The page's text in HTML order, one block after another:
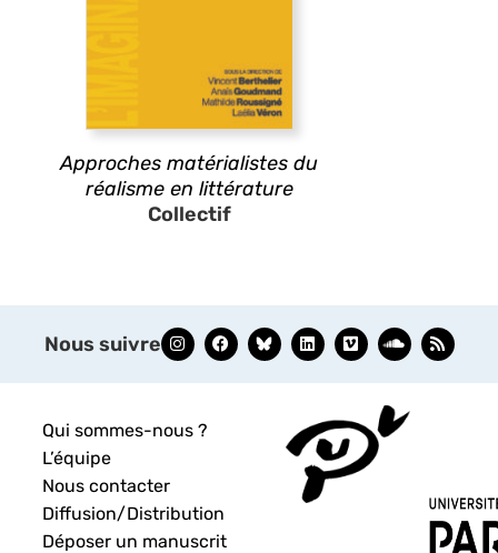
Approches matérialistes du
réalisme en littérature
Collectif
Nous suivre
Qui sommes-nous ?
L’équipe
Nous contacter
Diffusion/Distribution
Déposer un manuscrit